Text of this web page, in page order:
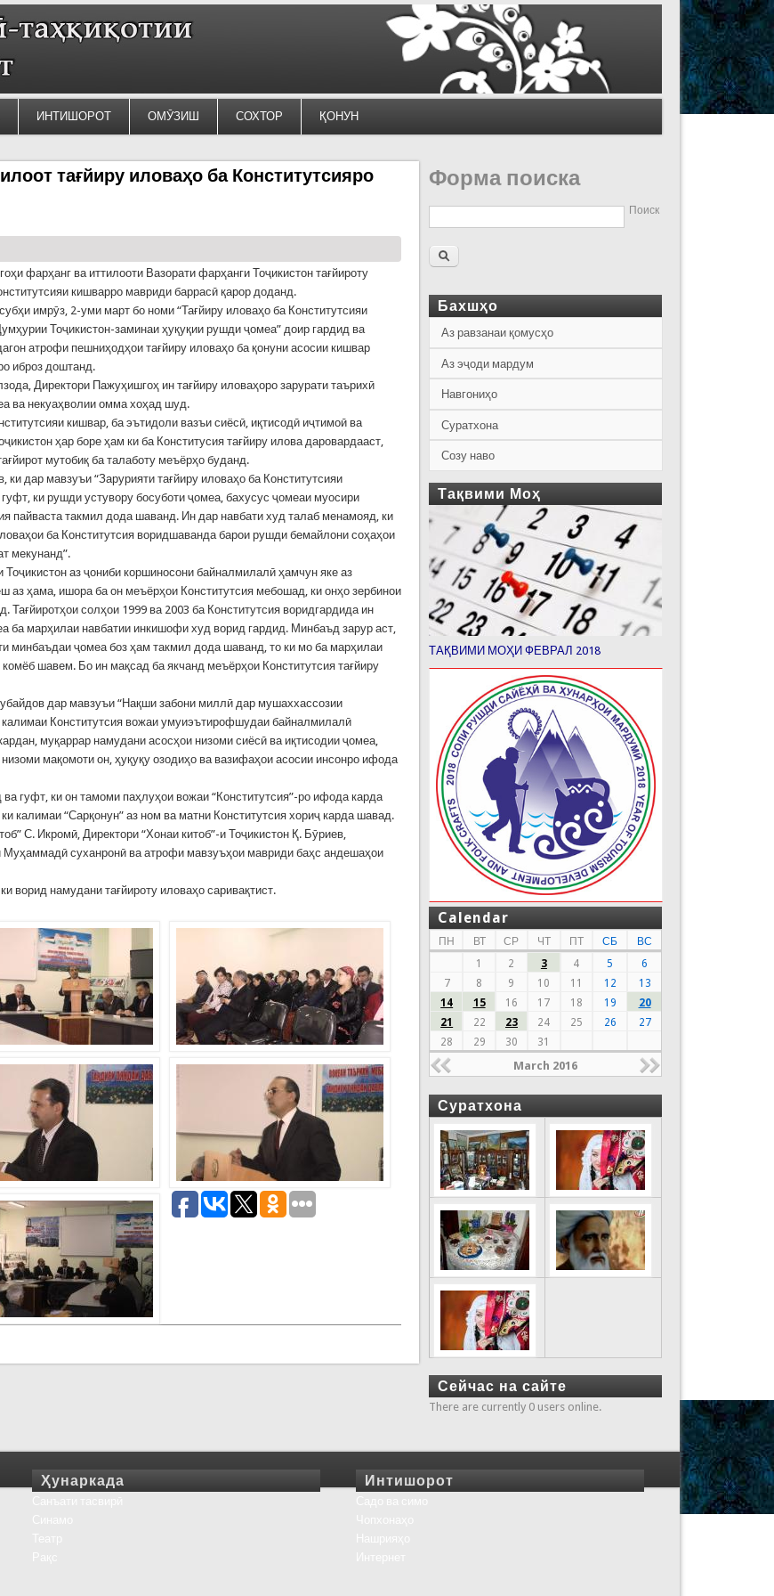
ИНТИШОРОТ ОМӮЗИШ СОХТОР ҚОНУН
тағйиру иловаҳо ба Конститутсияро
фарҳанг ва иттилооти Вазорати фарҳанги Тоҷикистон тағйироту
кишварро мавриди баррасӣ қарор доданд.
имрӯз, 2-уми март бо номи “Тағйиру иловаҳо ба Конститутсияи
Тоҷикистон-заминаи ҳуқуқии рушди ҷомеа” доир гардид ва
атрофи пешниҳодҳои тағйиру иловаҳо ба қонуни асосии кишвар
иброз доштанд.
Директори Пажуҳишгоҳ ин тағйиру иловаҳоро зарурати таърихӣ
ва некуаҳволии омма хоҳад шуд.
кишвар, ба эътидоли вазъи сиёсӣ, иқтисодӣ иҷтимоӣ ва
ҳар боре ҳам ки ба Конститусия тағйиру илова даровардааст,
мутобиқ ба талаботу меъёрҳо буданд.
дар мавзуъи “Зарурияти тағйиру иловаҳо ба Конститутсияи
ки рушди устувору босуботи ҷомеа, бахусус ҷомеаи муосири
пайваста такмил дода шаванд. Ин дар навбати худ талаб менамояд, ки
ба Конститутсия воридшаванда барои рушди бемайлони соҳаҳои
мекунанд”.
аз ҷониби коршиносони байналмилалӣ ҳамчун яке аз
аз ҳама, ишора ба он меъёрҳои Конститутсия мебошад, ки онҳо зербинои
солҳои 1999 ва 2003 ба Конститутсия воридгардида ин
ба марҳилаи навбатии инкишофи худ ворид гардид. Минбаъд зарур аст,
минбаъдаи ҷомеа боз ҳам такмил дода шаванд, то ки мо ба марҳилаи
шавем. Бо ин мақсад ба якчанд меъёрҳои Конститутсия тағйиру
дар мавзуъи “Нақши забони миллӣ дар мушаххассозии
Конститутсия вожаи умуиэътирофшудаи байналмилалӣ
муқаррар намудани асосҳои низоми сиёсӣ ва иқтисодии ҷомеа,
мақомоти он, ҳуқуқу озодиҳо ва вазифаҳои асосии инсонро ифода
гуфт, ки он тамоми паҳлуҳои вожаи “Конститутсия”-ро ифода карда
калимаи “Сарқонун” аз ном ва матни Конститутсия хориҷ карда шавад.
С. Икромӣ, Директори “Хонаи китоб”-и Тоҷикистон Қ. Бӯриев,
суханронӣ ва атрофи мавзуъҳои мавриди баҳс андешаҳои
ворид намудани тағйироту иловаҳо саривақтист.
Форма поиска
Поиск
Бахшҳо
Аз равзанаи қомусҳо
Аз эҷоди мардум
Навгониҳо
Суратхона
Созу наво
Тақвими Моҳ
ТАҚВИМИ МОҲИ ФЕВРАЛ 2018
Calendar
ПН ВТ СР ЧТ ПТ СБ
ВС
1
2 3 4 5
6
7
8 9 10 11 12
13
14
15 16 17 18 19
20
21
22 23 24 25 26
27
28
29 30 31
March 2016
Суратхона
Сейчас на сайте
There are currently 0 users online.
Ҳунаркада Интишорот